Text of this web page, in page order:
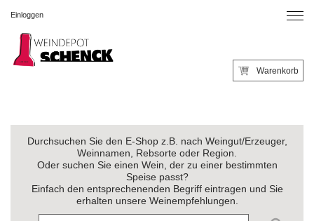
Einloggen
Warenkorb
Durchsuchen Sie den E-Shop z.B. nach Weingut/Erzeuger,
Weinnamen, Rebsorte oder Region.
Oder suchen Sie einen Wein, der zu einer bestimmten
Speise passt?
Einfach den entsprechenenden Begriff eintragen und Sie
erhalten unsere Weinempfehlungen.